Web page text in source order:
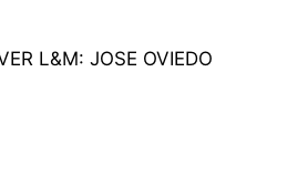
L&M: JOSE OVIEDO